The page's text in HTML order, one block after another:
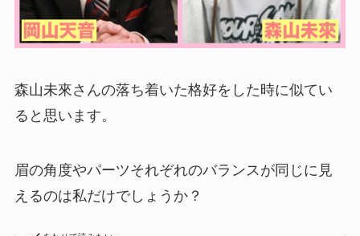
森山未來さんの落ち着いた格好をした時に似てい
ると思います。
眉の角度やパーツそれぞれのバランスが同じに見
えるのは私だけでしょうか？